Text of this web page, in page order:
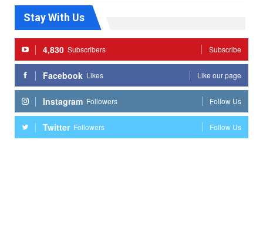
Stay With Us
4,830 Subscribers Subscribe
Facebook Likes Like our page
Instagram Followers Follow Us
Twitter Followers Follow Us